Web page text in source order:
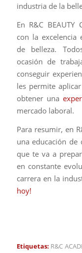
industria de la
En R&C BEAUTY
con la excelencia
de belleza.
ocasión de
conseguir
les permite
obtener una
mercado laboral.
Para resumir, en
una educación de
que te va a
en constante
carrera en la
hoy!
Etiquetas: R&C